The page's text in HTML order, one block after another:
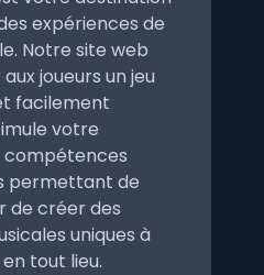
expériences de
Notre site web
joueurs un jeu
facilement
votre
permettant de
de créer des
uniques à
tout lieu.